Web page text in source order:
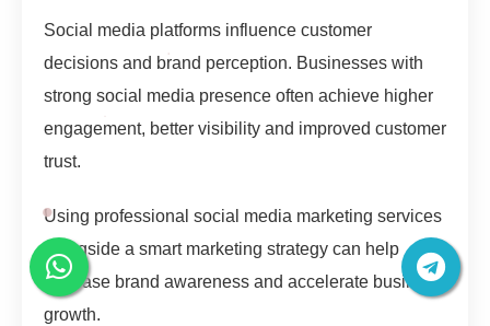
Social media platforms influence customer
decisions and brand perception. Businesses with
strong social media presence often achieve higher
engagement, better visibility and improved customer
trust.
Using professional social media marketing services
alongside a smart marketing strategy can help
increase brand awareness and accelerate business
growth.